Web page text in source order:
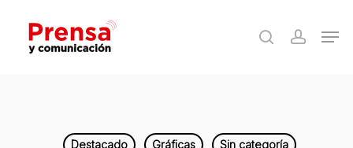
main
search
Destacado Gráficas Sin categoría